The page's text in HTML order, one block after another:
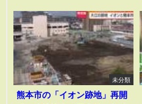
未分類
熊本市の「イオン跡地」再開